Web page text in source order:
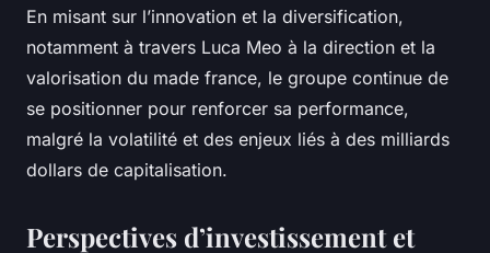
En misant sur l’innovation et la diversification,
notamment à travers Luca Meo à la direction et la
valorisation du made france, le groupe continue de
se positionner pour renforcer sa performance,
malgré la volatilité et des enjeux liés à des milliards
dollars de capitalisation.
Perspectives d’investissement et